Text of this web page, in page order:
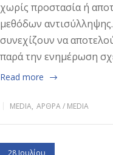
χωρίς προστασία ή
μεθόδων
συνεχίζουν να
παρά την ενημέρωση
Read more
MEDIA, ΆΡΘΡΑ / MEDIA
28 Ιουλίου,